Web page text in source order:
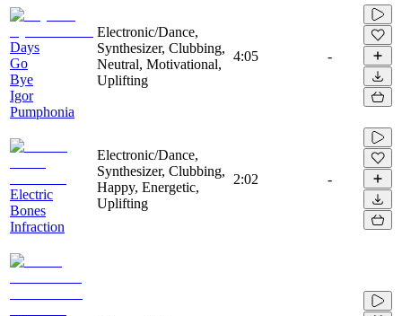
Days
Go
Bye
Igor
Pumphonia
Electronic/Dance,
Synthesizer, Clubbing,
Neutral, Motivational,
Uplifting
4:05 -
Electric
Bones
Infraction
Electronic/Dance,
Synthesizer, Clubbing,
Happy, Energetic,
Uplifting
2:02 -